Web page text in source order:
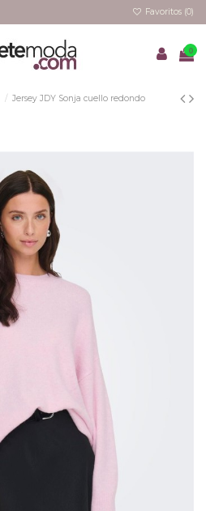
Favoritos (0)
0
Jersey JDY Sonja cuello redondo